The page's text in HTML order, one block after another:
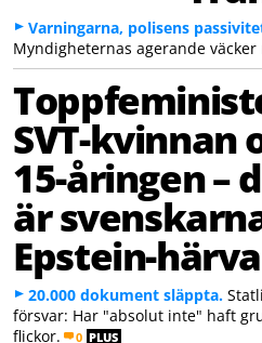
Varningarna, polisens
Myndigheternas agerande
SVT-kvinnan
15-åringen –
är
Epstein-
20.000 dokument släppta.
försvar: Har "absolut inte" haft
flickor.
0 PLUS